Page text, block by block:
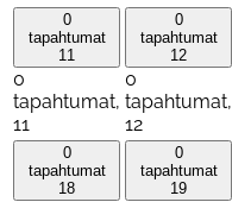
0
tapahtumat
11
0
tapahtumat,
11
0
tapahtumat
12
0
tapahtumat,
12
0
tapahtumat
18
0
tapahtumat
19